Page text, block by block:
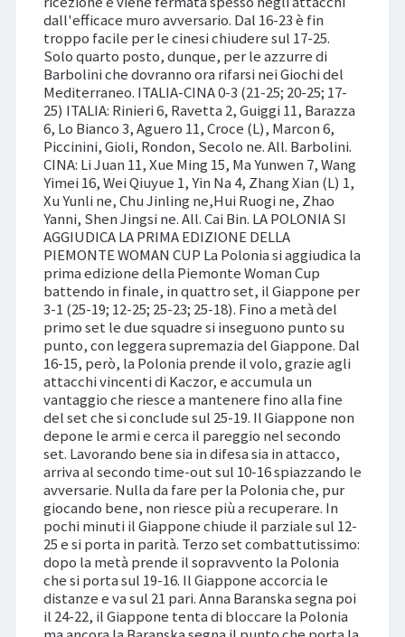
dall'efficace muro avversario. Dal 16-23 è fin
troppo facile per le cinesi chiudere sul 17-25.
Solo quarto posto, dunque, per le azzurre di
Barbolini che dovranno ora rifarsi nei Giochi del
Mediterraneo. ITALIA-CINA 0-3 (21-25; 20-25; 17-
25) ITALIA: Rinieri 6, Ravetta 2, Guiggi 11, Barazza
6, Lo Bianco 3, Aguero 11, Croce (L), Marcon 6,
Piccinini, Gioli, Rondon, Secolo ne. All. Barbolini.
CINA: Li Juan 11, Xue Ming 15, Ma Yunwen 7, Wang
Yimei 16, Wei Qiuyue 1, Yin Na 4, Zhang Xian (L) 1,
Xu Yunli ne, Chu Jinling ne,Hui Ruogi ne, Zhao
Yanni, Shen Jingsi ne. All. Cai Bin. LA POLONIA SI
AGGIUDICA LA PRIMA EDIZIONE DELLA
PIEMONTE WOMAN CUP La Polonia si aggiudica la
prima edizione della Piemonte Woman Cup
battendo in finale, in quattro set, il Giappone per
3-1 (25-19; 12-25; 25-23; 25-18). Fino a metà del
primo set le due squadre si inseguono punto su
punto, con leggera supremazia del Giappone. Dal
16-15, però, la Polonia prende il volo, grazie agli
attacchi vincenti di Kaczor, e accumula un
vantaggio che riesce a mantenere fino alla fine
del set che si conclude sul 25-19. Il Giappone non
depone le armi e cerca il pareggio nel secondo
set. Lavorando bene sia in difesa sia in attacco,
arriva al secondo time-out sul 10-16 spiazzando le
avversarie. Nulla da fare per la Polonia che, pur
giocando bene, non riesce più a recuperare. In
pochi minuti il Giappone chiude il parziale sul 12-
25 e si porta in parità. Terzo set combattutissimo:
dopo la metà prende il sopravvento la Polonia
che si porta sul 19-16. Il Giappone accorcia le
distanze e va sul 21 pari. Anna Baranska segna poi
il 24-22, il Giappone tenta di bloccare la Polonia